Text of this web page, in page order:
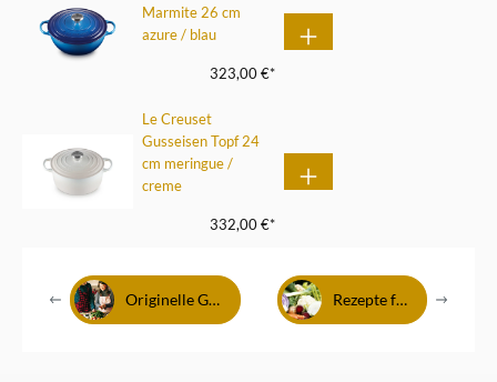
Marmite 26 cm
azure / blau
323,00 €*
Le Creuset
Gusseisen Topf 24
cm meringue /
creme
332,00 €*
Originelle Geschenke für Köche Rezepte für Wintergemüse